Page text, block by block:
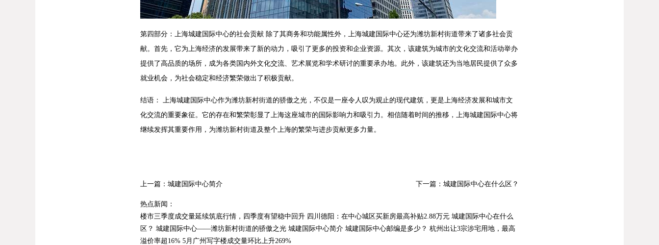
第四部分：上海城建国际中心的社会贡献 除了其商务和功能属性外，上海城建国际中心还为潍坊新村街道带来了诸多社会贡
献。首先，它为上海经济的发展带来了新的动力，吸引了更多的投资和企业资源。其次，该建筑为城市的文化交流和活动举办
提供了高品质的场所，成为各类国内外文化交流、艺术展览和学术研讨的重要承办地。此外，该建筑还为当地居民提供了众多
就业机会，为社会稳定和经济繁荣做出了积极贡献。
结语： 上海城建国际中心作为潍坊新村街道的骄傲之光，不仅是一座令人叹为观止的现代建筑，更是上海经济发展和城市文
化交流的重要象征。它的存在和繁荣彰显了上海这座城市的国际影响力和吸引力。相信随着时间的推移，上海城建国际中心将
继续发挥其重要作用，为潍坊新村街道及整个上海的繁荣与进步贡献更多力量。
上一篇： 城建国际中心简介 下一篇：城建国际中心在什么区？
热点新闻：
楼市三季度成交量延续筑底行情，四季度有望稳中回升 四川德阳：在中心城区买新房最高补贴2.88万元 城建国际中心在什么
区？ 城建国际中心——潍坊新村街道的骄傲之光 城建国际中心简介 城建国际中心邮编是多少？ 杭州出让3宗涉宅用地，最高
溢价率超16% 5月广州写字楼成交量环比上升269%